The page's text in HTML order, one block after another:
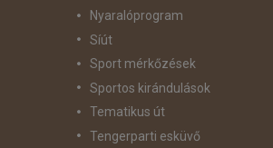
Nyaralóprogram
Síút
Sport mérkőzések
Sportos kirándulások
Tematikus út
Tengerparti esküvő